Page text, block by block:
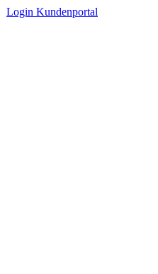
Login Kundenportal